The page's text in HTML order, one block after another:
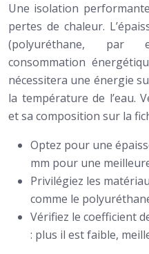
Une isolation
pertes de chaleur.
(polyuréthane, par
consommation
nécessitera une énergie
la température de l’eau.
et sa composition sur la
Optez pour une
mm pour une
Privilégiez les
comme le
Vérifiez le coefficient
: plus il est faible,